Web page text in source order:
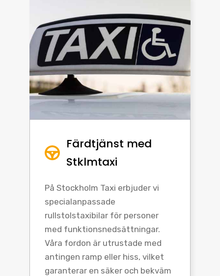
Färdtjänst med
Stklmtaxi
På Stockholm Taxi erbjuder vi
specialanpassade
rullstolstaxibilar för personer
med funktionsnedsättningar.
Våra fordon är utrustade med
antingen ramp eller hiss, vilket
garanterar en säker och bekväm